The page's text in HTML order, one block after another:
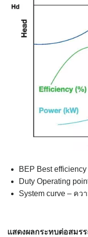
BEP Best
Duty Operating
System curve – ค
แสดงผลกระทบต่อสมร